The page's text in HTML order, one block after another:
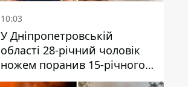
10:03
У Дніпропетровській
області 28-річний чоловік
ножем поранив 15-річного
хлопця